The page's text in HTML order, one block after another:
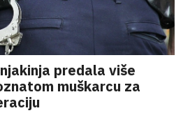
predala više
muškarcu za